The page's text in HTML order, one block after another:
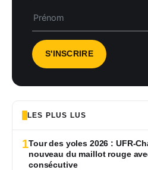
LES PLUS LUS
1Tour des yoles 2026 : UFR-
nouveau du maillot rouge
consécutive